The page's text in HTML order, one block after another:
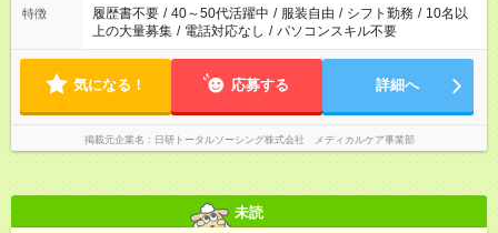
合は応募できません。
特徴 履歴書不要 / 40～50代活躍中 / 服装自由 / シフト勤務 / 10名以
上の大量募集 / 電話対応なし / パソコンスキル不要
気になる！ 応募する 詳細へ
掲載元企業名 日研トータルソーシング株式会社 メディカルケア事業部
未読